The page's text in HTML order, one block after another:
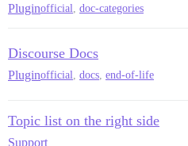
Pluginofficial, doc-categories
Discourse Docs
Pluginofficial, docs, end-of-life
Topic list on the right side
Support